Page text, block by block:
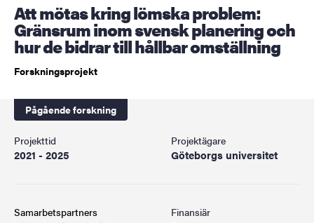
Att mötas kring lömska problem:
Gränsrum inom svensk planering och
hur de bidrar till hållbar omställning
Forskningsprojekt
Pågående forskning
Projekttid
2021 - 2025
Projektägare
Göteborgs universitet
Samarbetspartners Finansiär